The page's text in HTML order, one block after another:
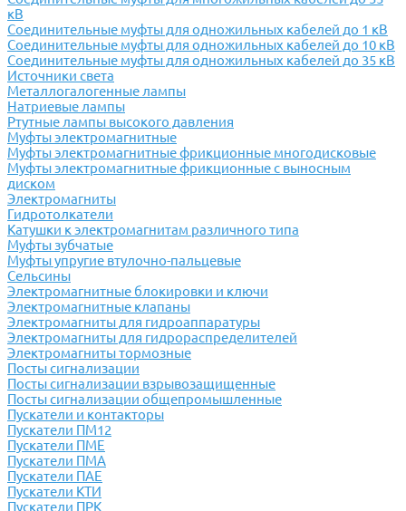
кВ
Соединительные муфты для одножильных кабелей до 1 кВ
Соединительные муфты для одножильных кабелей до 10 кВ
Соединительные муфты для одножильных кабелей до 35 кВ
Источники света
Металлогалогенные лампы
Натриевые лампы
Ртутные лампы высокого давления
Муфты электромагнитные
Муфты электромагнитные фрикционные многодисковые
Муфты электромагнитные фрикционные с выносным
диском
Электромагниты
Гидротолкатели
Катушки к электромагнитам различного типа
Муфты зубчатые
Муфты упругие втулочно-пальцевые
Сельсины
Электромагнитные блокировки и ключи
Электромагнитные клапаны
Электромагниты для гидроаппаратуры
Электромагниты для гидрораспределителей
Электромагниты тормозные
Посты сигнализации
Посты сигнализации взрывозащищенные
Посты сигнализации общепромышленные
Пускатели и контакторы
Пускатели ПМ12
Пускатели ПМЕ
Пускатели ПМА
Пускатели ПАЕ
Пускатели КТИ
Пускатели ПРК